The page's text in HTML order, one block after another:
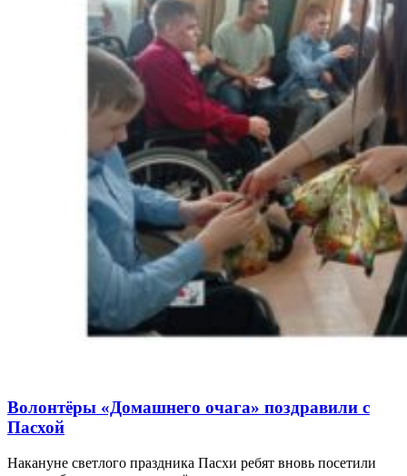
Волонтёры «Домашнего очага» поздравили с
Пасхой
Накануне светлого праздника Пасхи ребят вновь посетили